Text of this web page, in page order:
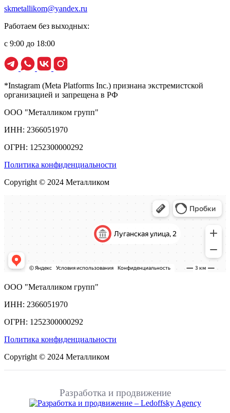
skmetallikom@yandex.ru
Работаем без выходных:
с 9:00 до 18:00
*Instagram (Meta Platforms Inc.) признана экстремистской
организацией и запрещена в РФ
ООО "Металликом групп"
ИНН: 2366051970
ОГРН: 1252300000292
Политика конфиденциальности
Copyright © 2024 Металликом
ООО "Металликом групп"
ИНН: 2366051970
ОГРН: 1252300000292
Политика конфиденциальности
Copyright © 2024 Металликом
Разработка и продвижение